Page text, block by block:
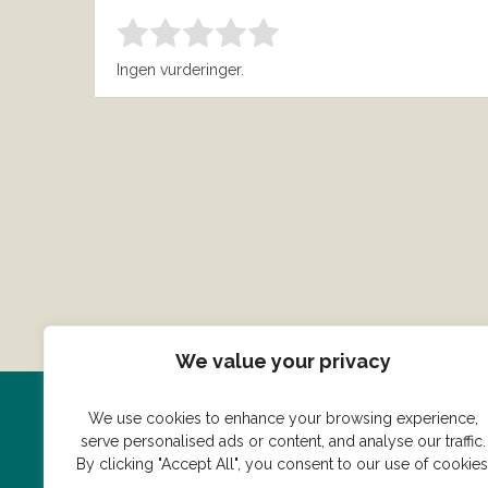
We value your privacy
We use cookies to enhance your browsing experience,
serve personalised ads or content, and analyse our traffic.
By clicking "Accept All", you consent to our use of
Bedøm denne vare: 1.00
Ingen vurderinger.
Har du en konge ret du vil